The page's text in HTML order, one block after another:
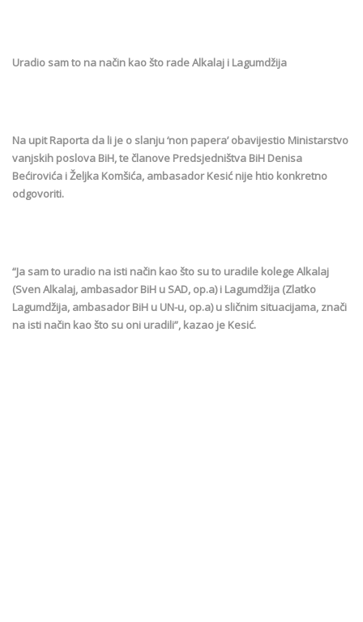
Uradio sam to na način kao što rade Alkalaj i Lagumdžija
Na upit Raporta da li je o slanju ‘non papera’ obavijestio Ministarstvo
vanjskih poslova BiH, te članove Predsjedništva BiH Denisa
Bećirovića i Željka Komšića, ambasador Kesić nije htio konkretno
odgovoriti.
“Ja sam to uradio na isti način kao što su to uradile kolege Alkalaj
(Sven Alkalaj, ambasador BiH u SAD, op.a) i Lagumdžija (Zlatko
Lagumdžija, ambasador BiH u UN-u, op.a) u sličnim situacijama, znači
na isti način kao što su oni uradili”, kazao je Kesić.